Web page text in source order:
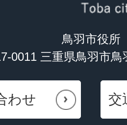
鳥羽市役所
0011 三重県鳥羽市
わせ 交